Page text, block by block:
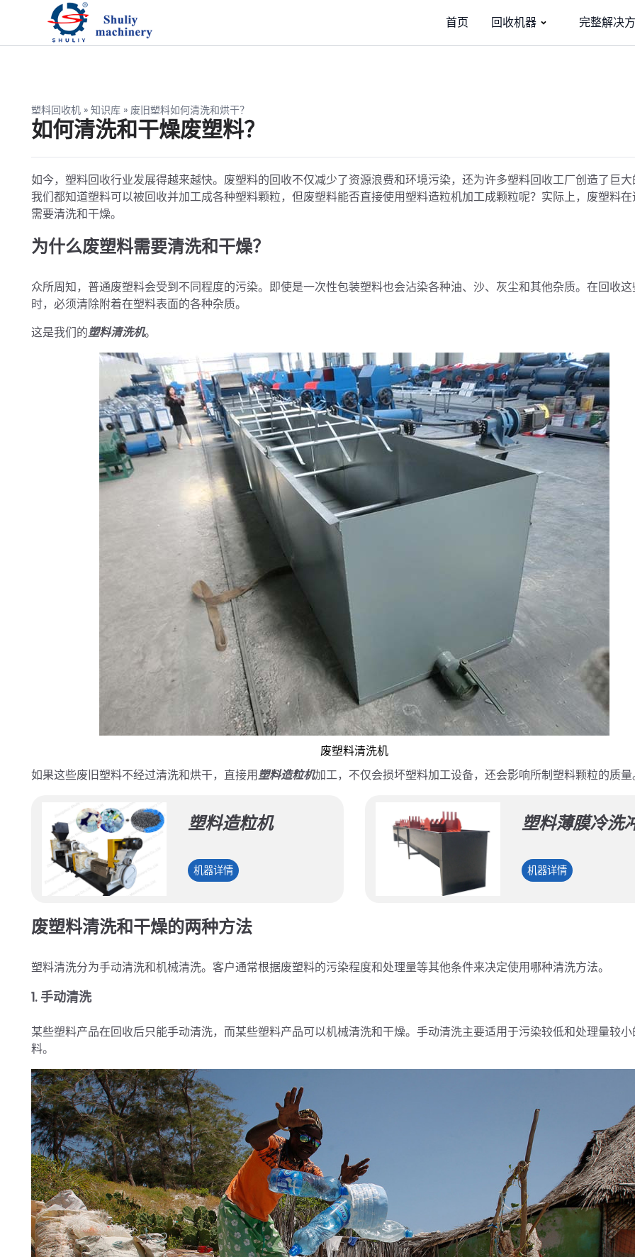
首页 回收机器 完整解决
塑料回收机 » 知识库 » 废旧塑料如何清洗和烘干？
如何清洗和干燥废塑料？
如今，塑料回收行业发展得越来越快。废塑料的回收不仅减少了资源浪费和环境污染，还为许多塑料回收工厂创造了巨
我们都知道塑料可以被回收并加工成各种塑料颗粒，但废塑料能否直接使用塑料造粒机加工成颗粒呢？实际上，废塑料
需要清洗和干燥。
为什么废塑料需要清洗和干燥？
众所周知，普通废塑料会受到不同程度的污染。即使是一次性包装塑料也会沾染各种油、沙、灰尘和其他杂质。在回收
时，必须清除附着在塑料表面的各种杂质。
这是我们的塑料清洗机。
废塑料清洗机
如果这些废旧塑料不经过清洗和烘干，直接用塑料造粒机加工，不仅会损坏塑料加工设备，还会影响所制塑料颗粒的质量
塑料造粒机
机器详情塑
粒
机
塑料薄膜冷洗
机器详情塑
冲
废塑料清洗和干燥的两种方法
塑料清洗分为手动清洗和机械清洗。客户通常根据废塑料的污染程度和处理量等其他条件来决定使用哪种清洗方法。
1. 手动清洗
某些塑料产品在回收后只能手动清洗，而某些塑料产品可以机械清洗和干燥。手动清洗主要适用于污染较低和处理量较
料。